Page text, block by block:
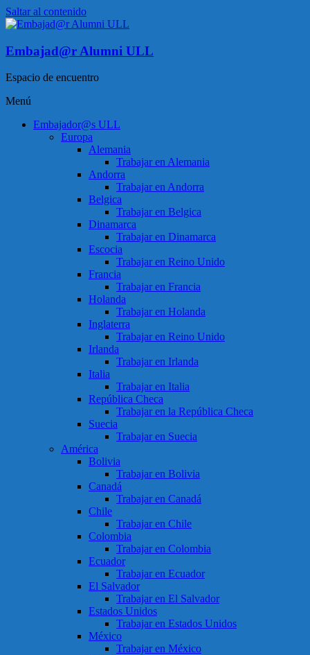
Saltar al contenido
Embajad@r Alumni ULL
Espacio de encuentro
Menú
Embajador@s ULL
Europa
Alemania
Trabajar en Alemania
Andorra
Trabajar en Andorra
Belgica
Trabajar en Belgica
Dinamarca
Trabajar en Dinamarca
Escocia
Trabajar en Reino Unido
Francia
Trabajar en Francia
Holanda
Trabajar en Holanda
Inglaterra
Trabajar en Reino Unido
Irlanda
Trabajar en Irlanda
Italia
Trabajar en Italia
República Checa
Trabajar en la República Checa
Suecia
Trabajar en Suecia
América
Bolivia
Trabajar en Bolivia
Canadá
Trabajar en Canadá
Chile
Trabajar en Chile
Colombia
Trabajar en Colombia
Ecuador
Trabajar en Ecuador
El Salvador
Trabajar en El Salvador
Estados Unidos
Trabajar en Estados Unidos
México
Trabajar en México